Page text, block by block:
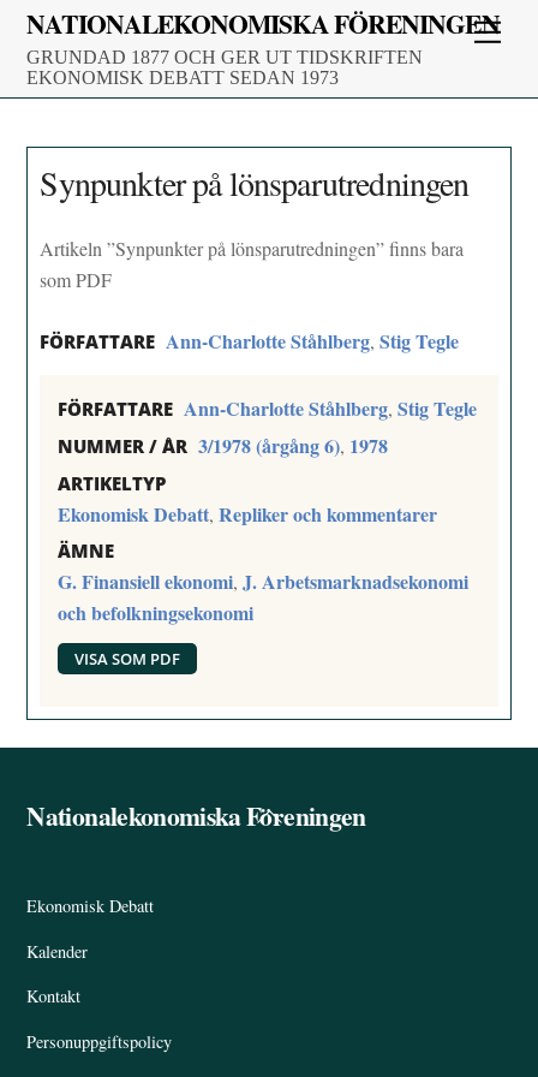
Skip
content
NATIONALEKONOMISKA FÖRENINGEN
GRUNDAD 1877 OCH GER UT TIDSKRIFTEN
EKONOMISK DEBATT SEDAN 1973
Synpunkter på lönsparutredningen
Artikeln ”Synpunkter på lönsparutredningen” finns bara
som PDF
FÖRFATTARE Ann-Charlotte Ståhlberg,Stig Tegle
FÖRFATTARE Ann-Charlotte Ståhlberg,Stig Tegle
NUMMER / ÅR 3/1978 (årgång 6), 1978
ARTIKELTYP
Ekonomisk Debatt,Repliker och kommentarer
ÄMNE
G. Finansiell ekonomi,J. Arbetsmarknadsekonomi
och befolkningsekonomi
VISA SOM PDF
Back
Nationalekonomiska Föreningen
Ekonomisk Debatt
Kalender
Kontakt
Personuppgiftspolicy